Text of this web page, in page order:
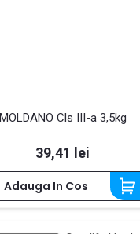
MOLDANO Cls III-a 3,5kg
Pret
39,41 lei
Adauga In Cos